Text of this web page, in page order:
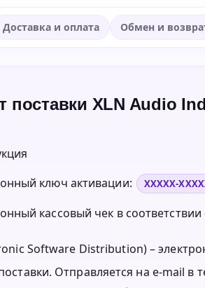
Доставка и оплата Обмен и
поставки XLN Audio
ключ активации:
XXXXX-
кассовый чек в соответствии
Software Distribution) –
Отправляется на e-mail в